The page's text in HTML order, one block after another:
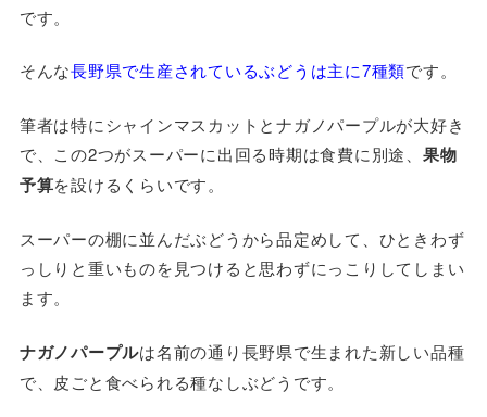
です。
そんな長野県で生産されているぶどうは主に7種類です。
筆者は特にシャインマスカットとナガノパープルが大好き
で、この2つがスーパーに出回る時期は食費に別途、 果物
予算を設けるくらいです。
スーパーの棚に並んだぶどうから品定めして、ひときわず
っしりと重いものを見つけると思わずにっこりしてしまい
ます。
ナガノパープルは名前の通り長野県で生まれた新しい品種
で、皮ごと食べられる種なしぶどうです。